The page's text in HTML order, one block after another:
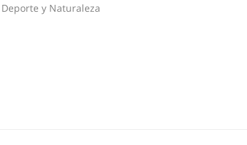
Deporte y Naturaleza